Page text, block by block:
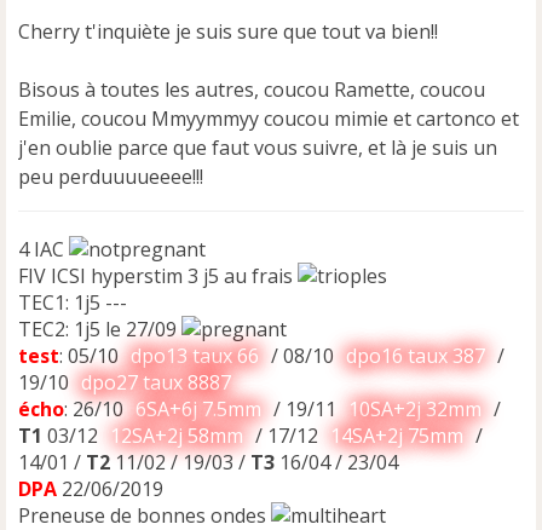
Cherry t'inquiète je suis sure que tout va bien!!
Bisous à toutes les autres, coucou Ramette, coucou
Emilie, coucou Mmyymmyy coucou mimie et cartonco et
j'en oublie parce que faut vous suivre, et là je suis un
peu perduuuueeee!!!
4 IAC
FIV ICSI hyperstim 3 j5 au frais
TEC1: 1j5 ---
TEC2: 1j5 le 27/09
test: 05/10 dpo13 taux 66 / 08/10 dpo16 taux 387 /
19/10 dpo27 taux 8887
écho: 26/10 6SA+6j 7.5mm / 19/11 10SA+2j 32mm /
T1 03/12 12SA+2j 58mm / 17/12 14SA+2j 75mm /
14/01 / T2 11/02 / 19/03 / T3 16/04 / 23/04
DPA 22/06/2019
Preneuse de bonnes ondes